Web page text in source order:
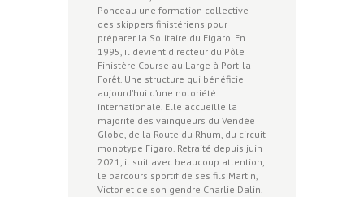
Ponceau une formation collective
des skippers finistériens pour
préparer la Solitaire du Figaro. En
1995, il devient directeur du Pôle
Finistère Course au Large à Port-la-
Forêt. Une structure qui bénéficie
aujourd’hui d’une notoriété
internationale. Elle accueille la
majorité des vainqueurs du Vendée
Globe, de la Route du Rhum, du circuit
monotype Figaro. Retraité depuis juin
2021, il suit avec beaucoup attention,
le parcours sportif de ses fils Martin,
Victor et de son gendre Charlie Dalin.